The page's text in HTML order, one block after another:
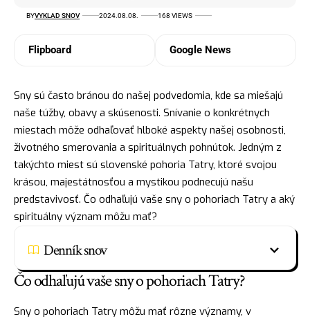
BYVYKLAD SNOV 2024.08.08. 168 VIEWS
Flipboard Google News
Sny sú často bránou do našej podvedomia, kde sa miešajú
naše túžby, obavy a skúsenosti. Snívanie o konkrétnych
miestach môže odhaľovať hlboké aspekty našej osobnosti,
životného smerovania a spirituálnych pohnútok. Jedným z
takýchto miest sú slovenské pohoria Tatry, ktoré svojou
krásou, majestátnosťou a mystikou podnecujú našu
predstavivosť. Čo odhaľujú vaše sny o pohoriach Tatry a aký
spirituálny význam môžu mať?
Denník snov
Čo odhaľujú vaše sny o pohoriach Tatry?
Sny o pohoriach Tatry môžu mať rôzne významy, v